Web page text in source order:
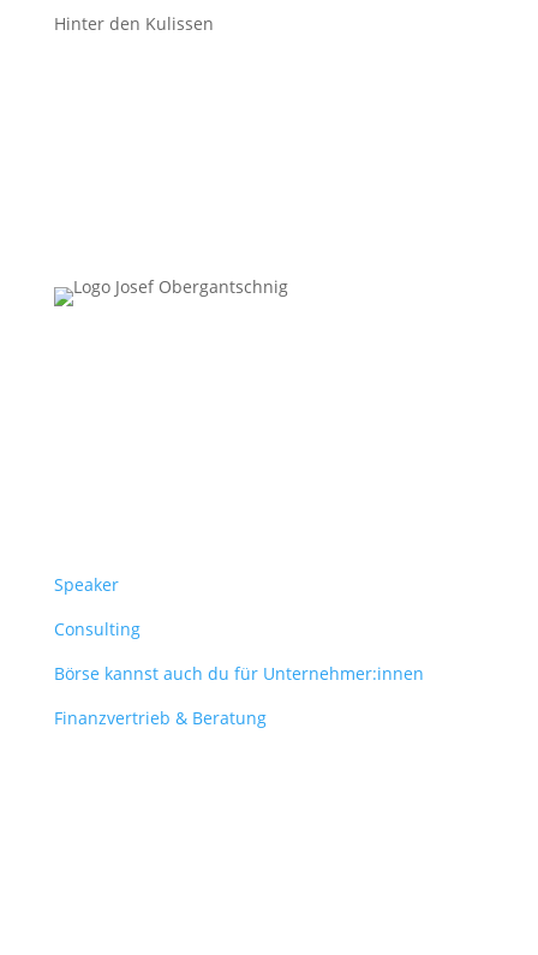
Hinter den Kulissen
Speaker
Consulting
Börse kannst auch du für Unternehmer:innen
Finanzvertrieb & Beratung